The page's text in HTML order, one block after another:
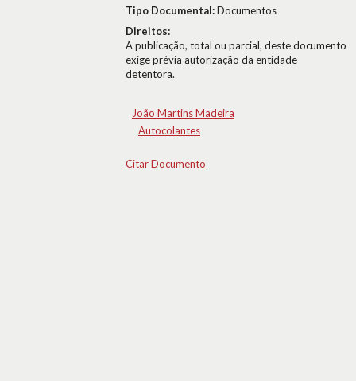
Tipo Documental:Documentos
Direitos:
A publicação, total ou parcial, deste documento
exige prévia autorização da entidade
detentora.
João Martins Madeira
Autocolantes
Citar Documento